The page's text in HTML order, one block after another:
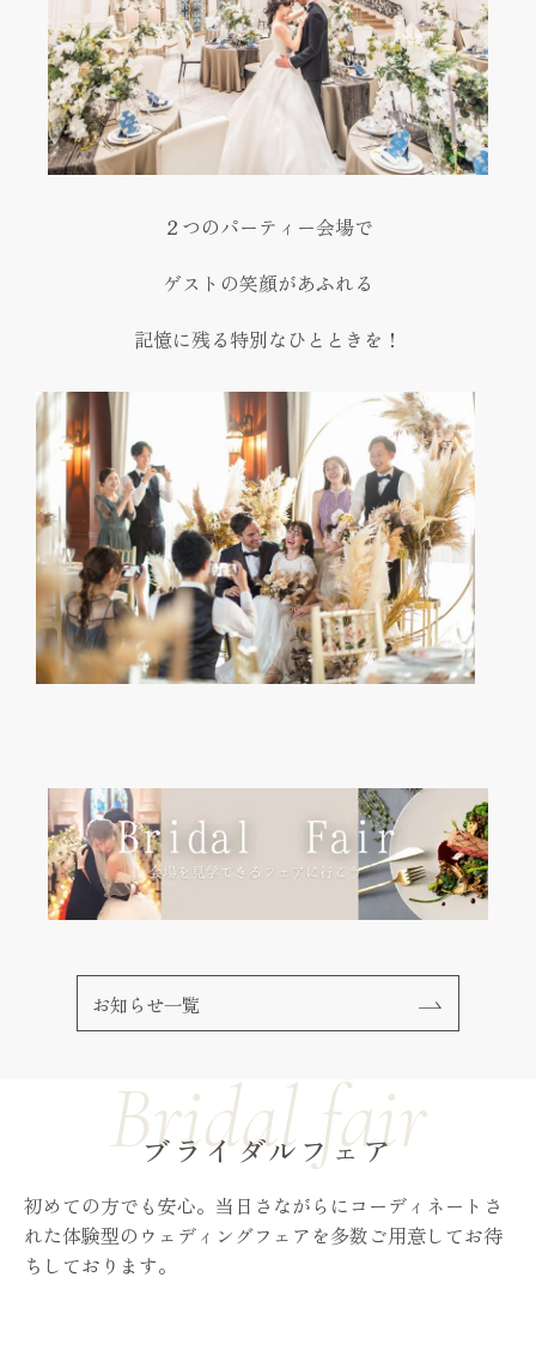
２つのパーティー会場で
ゲストの笑顔があふれる
記憶に残る特別なひとときを！
お知らせ一覧
ブライダルフェア
初めての方でも安心。当日さながらにコーディネートさ
れた体験型のウェディングフェアを多数ご用意してお待
ちしております。